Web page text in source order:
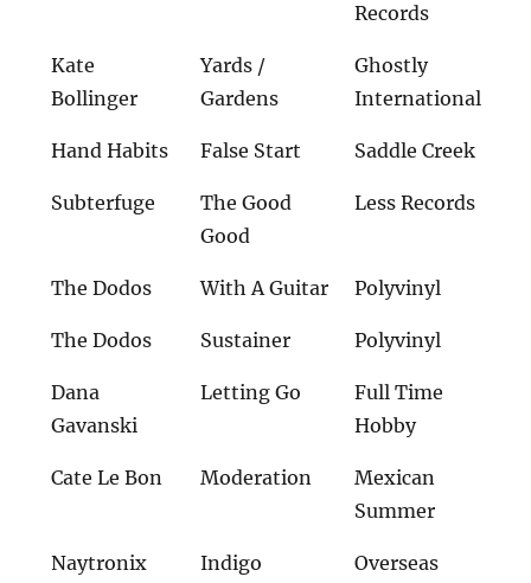
Records
Kate
Bollinger
Yards /
Gardens
Ghostly
International
Hand Habits False Start Saddle Creek
Subterfuge
The Good
Good
Less Records
The Dodos With A Guitar Polyvinyl
The Dodos Sustainer Polyvinyl
Dana
Gavanski
Letting Go
Full Time
Hobby
Cate Le Bon Moderation
Mexican
Summer
Naytronix Indigo
Overseas